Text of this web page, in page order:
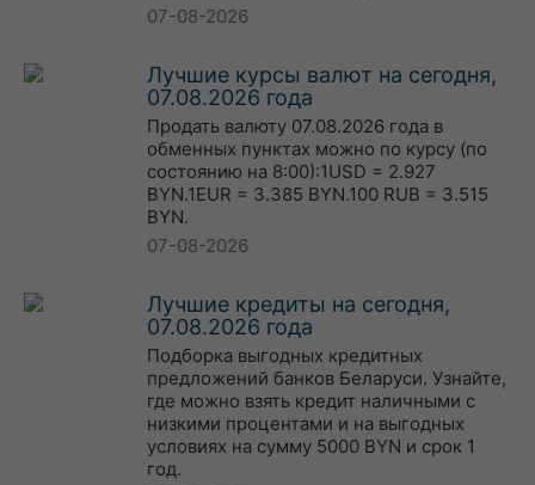
07-08-2026
Лучшие курсы валют на сегодня,
07.08.2026 года
Продать валюту 07.08.2026 года в
обменных пунктах можно по курсу (по
состоянию на 8:00):1USD = 2.927
BYN.1EUR = 3.385 BYN.100 RUB = 3.515
BYN.
07-08-2026
Лучшие кредиты на сегодня,
07.08.2026 года
Подборка выгодных кредитных
предложений банков Беларуси. Узнайте,
где можно взять кредит наличными с
низкими процентами и на выгодных
условиях на сумму 5000 BYN и срок 1
год.